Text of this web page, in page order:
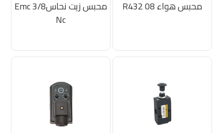
محبس هواء R432 08
محبس زيت نحاس3/8 Emc
Nc